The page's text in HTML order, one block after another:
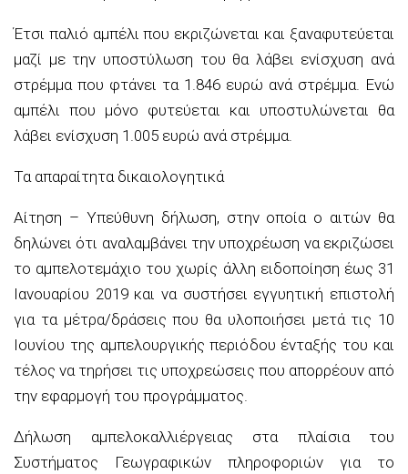
Έτσι παλιό αμπέλι που εκριζώνεται και ξαναφυτεύεται
μαζί με την υποστύλωση του θα λάβει ενίσχυση ανά
στρέμμα που φτάνει τα 1.846 ευρώ ανά στρέμμα. Ενώ
αμπέλι που μόνο φυτεύεται και υποστυλώνεται θα
λάβει ενίσχυση 1.005 ευρώ ανά στρέμμα.
Τα απαραίτητα δικαιολογητικά
Αίτηση – Υπεύθυνη δήλωση, στην οποία ο αιτών θα
δηλώνει ότι αναλαμβάνει την υποχρέωση να εκριζώσει
το αμπελοτεμάχιο του χωρίς άλλη ειδοποίηση έως 31
Ιανουαρίου 2019 και να συστήσει εγγυητική επιστολή
για τα μέτρα/δράσεις που θα υλοποιήσει μετά τις 10
Ιουνίου της αμπελουργικής περιόδου ένταξής του και
τέλος να τηρήσει τις υποχρεώσεις που απορρέουν από
την εφαρμογή του προγράμματος.
Δήλωση αμπελοκαλλιέργειας στα πλαίσια του
Συστήματος Γεωγραφικών πληροφοριών για το